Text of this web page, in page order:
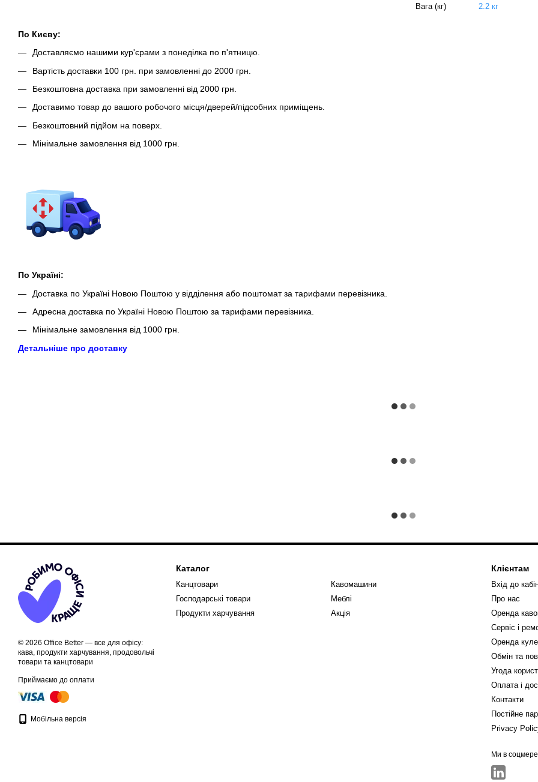
По Києву:
Доставляємо нашими кур'єрами з понеділка по п'ятницю.
Вартість доставки 100 грн. при замовленні до 2000 грн.
Безкоштовна доставка при замовленні від 2000 грн.
Доставимо товар до вашого робочого місця/дверей/підсобних приміщень.
Безкоштовний підйом на поверх.
Мінімальне замовлення від 1000 грн.
По Україні:
Доставка по Україні Новою Поштою у відділення або поштомат за тарифами перевізника.
Адресна доставка по Україні Новою Поштою за тарифами перевізника.
Мінімальне замовлення від 1000 грн.
Детальніше про доставку
Вага (кг)
2.2 кг
© 2026 Office Better — все для офісу:
кава, продукти харчування, продовольчі
товари та канцтовари
Приймаємо до оплати
Мобільна версія
Каталог
Канцтовари
Господарські товари
Продукти харчування
Кавомашини
Меблі
Акція
Клієнтам
Вхід до
Про нас
Оренда
Сервіс і
Оренда
Обмін та
Угода
Оплата і
Контакти
Постійне
Privacy
Ми в